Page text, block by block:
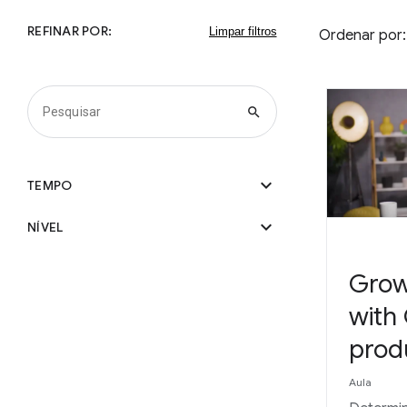
REFINAR POR:
search
TEMPO expand_more
NÍVEL expand_more
Ordenar por:
with
Aula